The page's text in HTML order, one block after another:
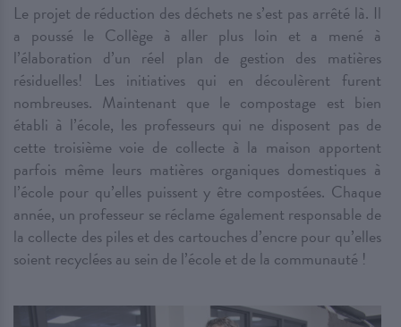
Le projet de réduction des déchets ne s’est pas arrêté là. Il
a poussé le Collège à aller plus loin et a mené à
l’élaboration d’un réel plan de gestion des matières
résiduelles! Les initiatives qui en découlèrent furent
nombreuses. Maintenant que le compostage est bien
établi à l’école, les professeurs qui ne disposent pas de
cette troisième voie de collecte à la maison apportent
parfois même leurs matières organiques domestiques à
l’école pour qu’elles puissent y être compostées. Chaque
année, un professeur se réclame également responsable de
la collecte des piles et des cartouches d’encre pour qu’elles
soient recyclées au sein de l’école et de la communauté !